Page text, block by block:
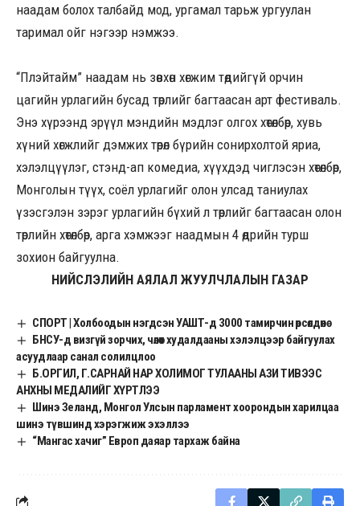
наадам болох талбайд мод, ургамал тарьж ургуулан
таримал ойг нэгээр нэмжээ.
“Плэйтайм” наадам нь зөвхөн хөгжим төдийгүй орчин
цагийн урлагийн бусад төрлийг багтаасан арт фестиваль.
Энэ хүрээнд эрүүл мэндийн мэдлэг олгох хөтөлбөр, хувь
хүний хөгжлийг дэмжих төрөл бүрийн сонирхолтой яриа,
хэлэлцүүлэг, стэнд-ап комедиа, хүүхдэд чиглэсэн хөтөлбөр,
Монголын түүх, соёл урлагийг олон улсад таниулах
үзэсгэлэн зэрэг урлагийн бүхий л төрлийг багтаасан олон
төрлийн хөтөлбөр, арга хэмжээг наадмын 4 өдрийн турш
зохион байгуулна.
НИЙСЛЭЛИЙН АЯЛАЛ ЖУУЛЧЛАЛЫН ГАЗАР
СПОРТ | Холбоодын нэгдсэн УАШТ-д 3000 тамирчин өрсөлдөнө
БНСУ-д визгүй зорчих, чөлөөт худалдааны хэлэлцээр байгуулах
асуудлаар санал солилцлоо
Б.ОРГИЛ, Г.САРНАЙ НАР ХОЛИМОГ ТУЛААНЫ АЗИ ТИВЭЭС
АНХНЫ МЕДАЛИЙГ ХҮРТЛЭЭ
Шинэ Зеланд, Монгол Улсын парламент хоорондын харилцаа
шинэ түвшинд хэрэгжиж эхэллээ
“Мангас хачиг” Европ даяар тархаж байна